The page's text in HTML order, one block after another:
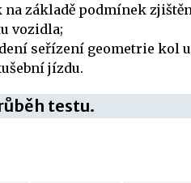
základě podmínek
vozidla;
seřízení geometrie kol
jízdu.
testu.